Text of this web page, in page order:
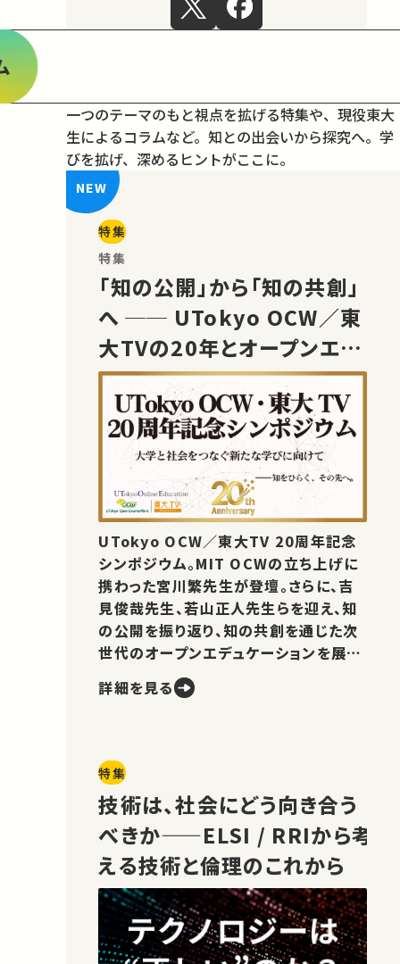
一つのテーマのもと視点を拡げる特集や、現役東大
生によるコラムなど。 知との出会いから探究へ。学
びを拡げ、深めるヒントがここに。
特集
特集
「知の公開」から「知の共創」
へ ── UTokyo OCW／東
大TVの20年とオープンエデ
ュケーションの未来
UTokyo OCW／東大TV 20周年記念
シンポジウム。MIT OCWの立ち上げに
携わった宮川繁先生が登壇。さらに、吉
見俊哉先生、若山正人先生らを迎え、知
の公開を振り返り、知の共創を通じた次
世代のオープンエデュケーションを展望
詳細を見る
特集
技術は、社会にどう向き合う
べきか——ELSI / RRIから考
える技術と倫理のこれから